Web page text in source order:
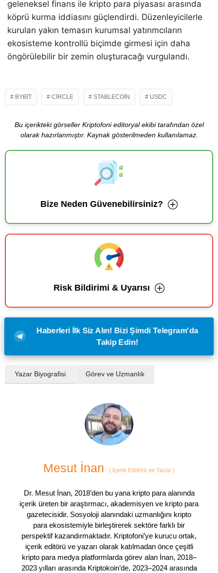
geleneksel finans ile kripto para piyasası arasında
köprü kurma iddiasını güçlendirdi. Düzenleyicilerle
kurulan yakın temasın kurumsal yatırımcıların
ekosisteme kontrollü biçimde girmesi için daha
öngörülebilir bir zemin oluşturacağı vurgulandı.
BYBIT CIRCLE STABLECOIN USDC
Bu içerikteki görseller Kriptofoni editoryal ekibi tarafından özel
olarak hazırlanmıştır. Kaynak gösterilmeden kullanılamaz.
Bize Neden Güvenebilirsiniz?
Risk Bildirimi & Uyarısı
Haberleri İlk Siz Alın! Bizi Şimdi Telegram'da
Takip Edin!
Yazar Biyografisi Görev ve Uzmanlık
Mesut İnan ( İçerik Editörü ve Yazar )
Dr. Mesut İnan, 2018’den bu yana kripto para alanında
içerik üreten bir araştırmacı, akademisyen ve kripto para
gazetecisidir. Sosyoloji alanındaki uzmanlığını kripto
para ekosistemiyle birleştirerek sektöre farklı bir
perspektif kazandırmaktadır. Kriptofoni’ye kurucu ortak,
içerik editörü ve yazarı olarak katılmadan önce çeşitli
kripto para medya platformlarda görev alan İnan, 2018–
2023 yılları arasında Kriptokoin’de, 2023–2024 arasında